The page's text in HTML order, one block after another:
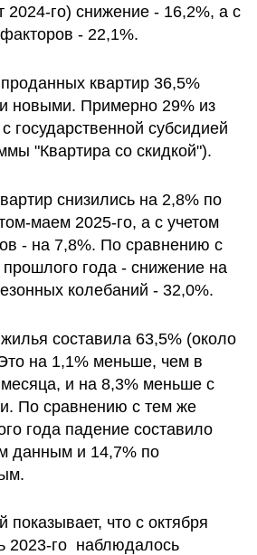
2024-го) снижение - 16,2%, а с
- 22,1%.
квартир 36,5%
новыми. Примерно 29% из
государственной субсидией
"Квартира со скидкой").
снизились на 2,8% по
маем 2025-го, а с учетом
- на 7,8%. По сравнению с
года - снижение на
колебаний - 32,0%.
составила 63,5% (около
на 1,1% меньше, чем в
и на 8,3% меньше с
По сравнению с тем же
года падение составило
данным и 14,7% по
показывает, что с октября
2023-го  наблюдалось